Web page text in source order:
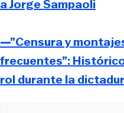
a Jorge Sampaoli
—”Censura y
frecuentes”:
rol durante la